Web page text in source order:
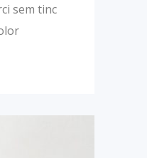
sem tinc